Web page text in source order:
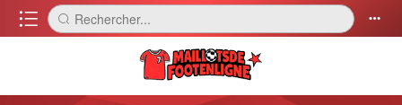
󰈍 󰅼 Rechercher... 󰄒